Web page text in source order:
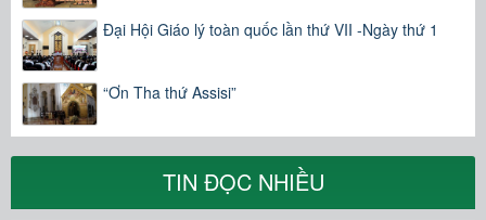
Đại Hội Giáo lý toàn quốc lần thứ VII -Ngày thứ 1
“Ơn Tha thứ Assisi”
TIN ĐỌC NHIỀU